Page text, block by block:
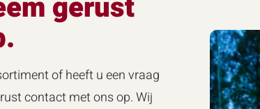
of heeft u een vraag
contact met ons op. Wij